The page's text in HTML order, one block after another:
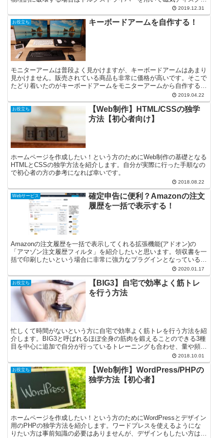
2019.12.31
お役立ち キーボードアームを自作する！
モニターアームは普段よく見かけますが、キーボードアームはあまり
見かけません。販売されている商品も非常に価格が高いです。そこで
たどり着いたのがキーボードアームをモニターアームから自作すると
2019.04.22
お役立ち
【Web制作】HTML/CSSの独学
方法【初心者向け】
ホームページを作成したい！という方のためにWeb制作の基礎となる
HTMLとCSSの独学方法を紹介します。自分が実際に行った手順なの
で初心者の方の参考になれば幸いです。
2018.08.22
Webサービス
確定申告に便利？Amazonの注文
履歴を一括で表示する！
Amazonの注文履歴を一括で表示してくれる拡張機能(アドオン)の
「アマゾン注文履歴フィルタ」を紹介したいと思います。領収書を一
括で印刷したいという場合に非常に強力なプラグインとなっているの
2020.01.17
お役立ち
【BIG3】自宅で効率よく筋トレ
を行う方法
忙しくて時間がないという方に自宅で効率よく筋トレを行う方法を紹
介します。BIG3と呼ばれるほぼ全身の筋肉を鍛えることのできる3種
目を中心に追加で自分が行っているトレーニングも合わせ、量や頻度
2018.10.01
お役立ち
【Web制作】WordPress/PHPの
独学方法【初心者】
ホームページを作成したい！という方のためにWordPressとデザイン
用のPHPの独学方法を紹介します。ワードプレスを使えるようにな
りたい方は事前知識の必要はありませんが、デザインもしたい方は